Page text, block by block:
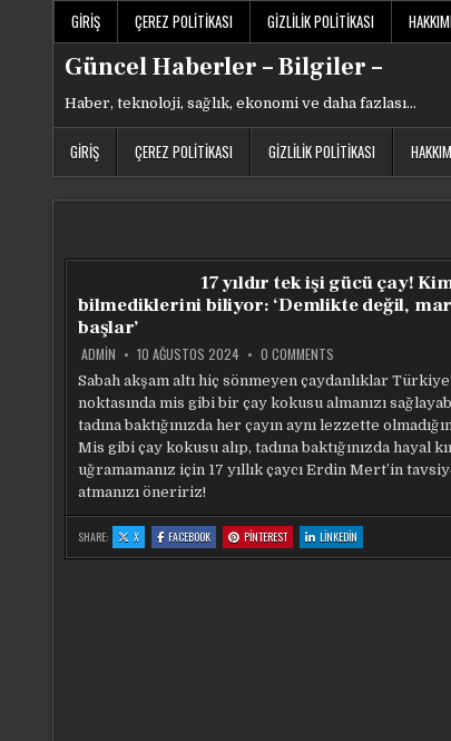
GIRIŞ ÇEREZ POLITIKASI GIZLILIK POLITIKASI
Güncel Haberler – Bilgiler –
Haber, teknoloji, sağlık, ekonomi ve daha fazlası…
GIRIŞ ÇEREZ POLITIKASI GIZLILIK POLITIKASI
17 yıldır tek işi gücü çay!
bilmediklerini biliyor: ‘Demlikte değil,
başlar’
ADMIN 10 AĞUSTOS 2024 0 COMMENTS
YILDIR
TEK
IŞI
GÜCÜ
ÇAY!
KIMSENIN
BILMEDIKLERINI
BILIYOR:
MARKETTE
BAŞLAR’
Sabah akşam altı hiç sönmeyen çaydanlıklar
noktasında mis gibi bir çay kokusu almanızı
tadına baktığınızda her çayın aynı lezzette
Mis gibi çay kokusu alıp, tadına baktığınızda hayal
uğramamanız için 17 yıllık çaycı Erdin Mert’in
atmanızı öneririz!
SHARE: X:
17
YILDIR
FACEBOOK:
17
YILDIR
PINTEREST:
17
YILDIR
LINKEDIN
17
YILDIR